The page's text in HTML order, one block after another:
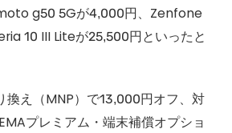
g50 5Gが4,000円、Zenfone
10 III Liteが25,500円といったと
換え（MNP）で13,000円オフ、対
プレミアム・端末補償オプショ